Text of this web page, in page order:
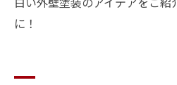
に！